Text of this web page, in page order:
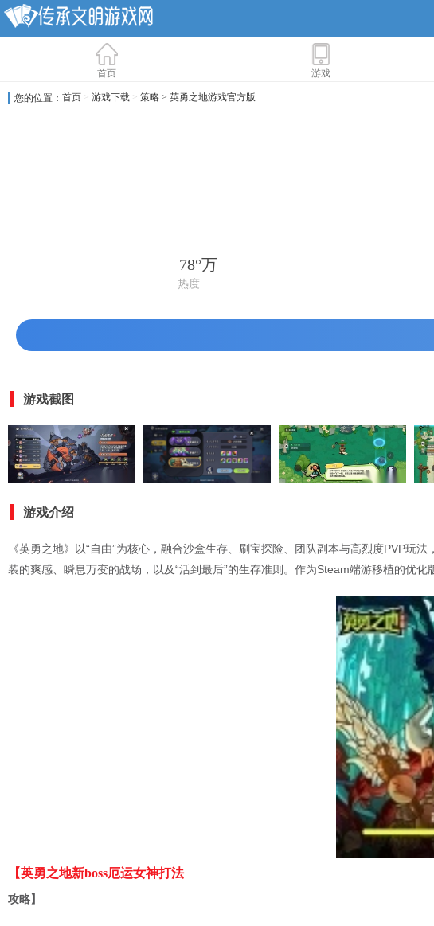
首页 游戏
您的位置： 首页 > 游戏下载 > 策略 > 英勇之地游戏官方版
78°万
热度
游戏截图
游戏介绍
《英勇之地》以“自由”为核心，融合沙盒生存、刷宝探险、团队副本与高烈度PVP玩
装的爽感、瞬息万变的战场，以及“活到最后”的生存准则。作为Steam端游移植的优
【英勇之地新boss厄运女神打法
攻略】